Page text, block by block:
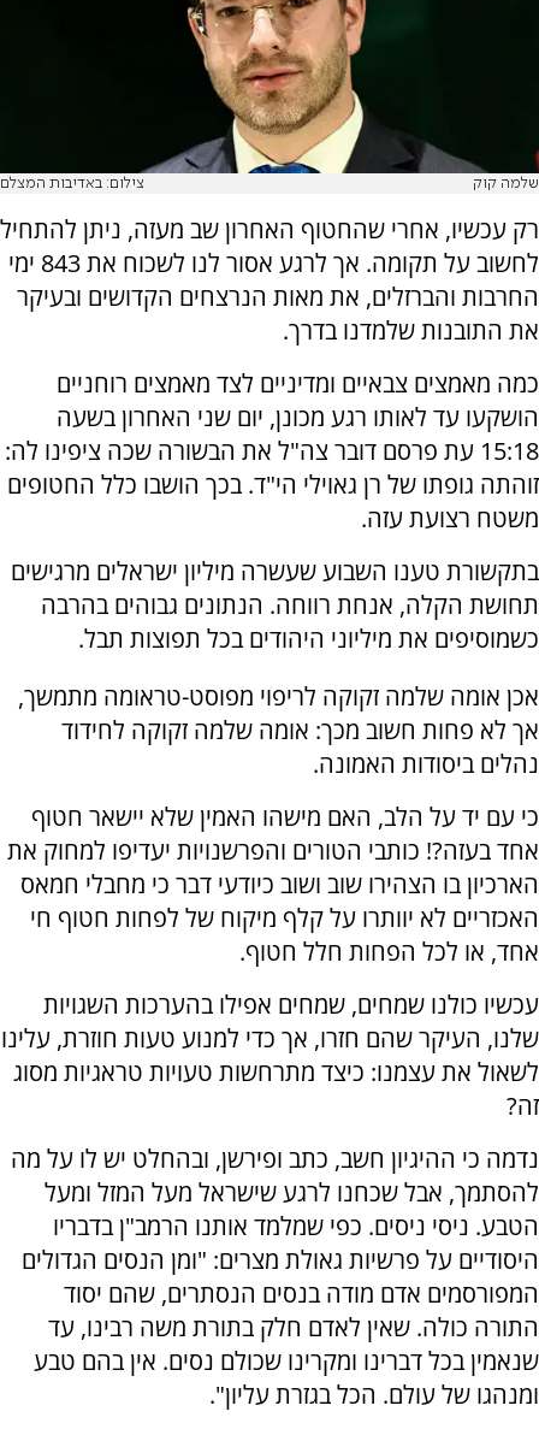
שלמה קוק צילום: באדיבות המצלם
רק עכשיו, אחרי שהחטוף האחרון שב מעזה, ניתן להתחיל
לחשוב על תקומה. אך לרגע אסור לנו לשכוח את 843 ימי
החרבות והברזלים, את מאות הנרצחים הקדושים ובעיקר
את התובנות שלמדנו בדרך.
כמה מאמצים צבאיים ומדיניים לצד מאמצים רוחניים
הושקעו עד לאותו רגע מכונן, יום שני האחרון בשעה
15:18 עת פרסם דובר צה"ל את הבשורה שכה ציפינו לה:
זוהתה גופתו של רן גאוילי הי"ד. בכך הושבו כלל החטופים
משטח רצועת עזה.
בתקשורת טענו השבוע שעשרה מיליון ישראלים מרגישים
תחושת הקלה, אנחת רווחה. הנתונים גבוהים בהרבה
כשמוסיפים את מיליוני היהודים בכל תפוצות תבל.
אכן אומה שלמה זקוקה לריפוי מפוסט-טראומה מתמשך,
אך לא פחות חשוב מכך: אומה שלמה זקוקה לחידוד
נהלים ביסודות האמונה.
כי עם יד על הלב, האם מישהו האמין שלא יישאר חטוף
אחד בעזה?! כותבי הטורים והפרשנויות יעדיפו למחוק את
הארכיון בו הצהירו שוב ושוב כיודעי דבר כי מחבלי חמאס
האכזריים לא יוותרו על קלף מיקוח של לפחות חטוף חי
אחד, או לכל הפחות חלל חטוף.
עכשיו כולנו שמחים, שמחים אפילו בהערכות השגויות
שלנו, העיקר שהם חזרו, אך כדי למנוע טעות חוזרת, עלינו
לשאול את עצמנו: כיצד מתרחשות טעויות טראגיות מסוג
זה?
נדמה כי ההיגיון חשב, כתב ופירשן, ובהחלט יש לו על מה
להסתמך, אבל שכחנו לרגע שישראל מעל המזל ומעל
הטבע. ניסי ניסים. כפי שמלמד אותנו הרמב"ן בדבריו
היסודיים על פרשיות גאולת מצרים: "ומן הנסים הגדולים
המפורסמים אדם מודה בנסים הנסתרים, שהם יסוד
התורה כולה. שאין לאדם חלק בתורת משה רבינו, עד
שנאמין בכל דברינו ומקרינו שכולם נסים. אין בהם טבע
ומנהגו של עולם. הכל בגזרת עליון".